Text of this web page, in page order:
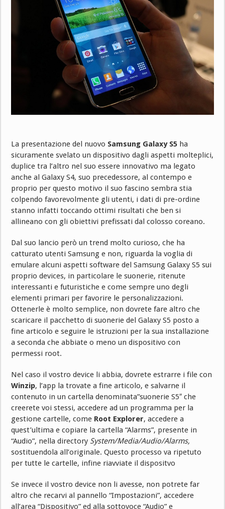
La presentazione del nuovo Samsung Galaxy S5 ha
sicuramente svelato un dispositivo dagli aspetti molteplici,
duplice tra l’altro nel suo essere innovativo ma legato
anche al Galaxy S4, suo precedessore, al contempo e
proprio per questo motivo il suo fascino sembra stia
colpendo favorevolmente gli utenti, i dati di pre-ordine
stanno infatti toccando ottimi risultati che ben si
allineano con gli obiettivi prefissati dal colosso coreano.
Dal suo lancio però un trend molto curioso, che ha
catturato utenti Samsung e non, riguarda la voglia di
emulare alcuni aspetti software del Samsung Galaxy S5 sui
proprio devices, in particolare le suonerie, ritenute
interessanti e futuristiche e come sempre uno degli
elementi primari per favorire le personalizzazioni.
Ottenerle è molto semplice, non dovrete fare altro che
scaricare il pacchetto di suonerie del Galaxy S5 posto a
fine articolo e seguire le istruzioni per la sua installazione
a seconda che abbiate o meno un dispositivo con
permessi root.
Nel caso il vostro device li abbia, dovrete estrarre i file con
Winzip, l’app la trovate a fine articolo, e salvarne il
contenuto in un cartella denominata”suonerie S5″ che
creerete voi stessi, accedere ad un programma per la
gestione cartelle, come Root Explorer, accedere a
quest’ultima e copiare la cartella “Alarms”, presente in
“Audio”, nella directory System/Media/Audio/Alarms,
sostituendola all’originale. Questo processo va ripetuto
per tutte le cartelle, infine riavviate il dispositvo
Se invece il vostro device non li avesse, non potrete far
altro che recarvi al pannello “Impostazioni”, accedere
all’area “Dispositivo” ed alla sottovoce “Audio” e